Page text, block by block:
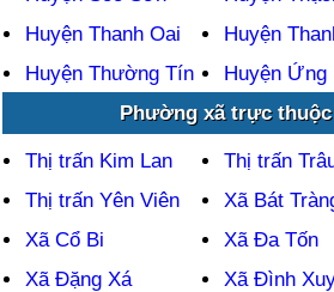
Huyện Thanh Oai
Huyện
Huyện Thường Tín
Huyện Ứng
Phường xã trực thuộc
Thị trấn Kim Lan
Thị trấn
Thị trấn Yên Viên
Xã Bát
Xã Cổ Bi
Xã Đa Tốn
Xã Đặng Xá
Xã Đình